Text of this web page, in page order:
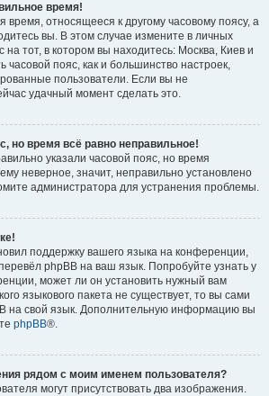
время!
время, относящееся к другому часовому поясу, а
вы. В этом случае измените в личных
на тот, в котором вы находитесь: Москва, Киев и
часовой пояс, как и большинство настроек,
пользователи. Если вы не
удачный момент сделать это.
но время всё равно неправильное!
указали часовой пояс, но время
неверное, значит, неправильно установлено
администратора для устранения проблемы.
поддержку вашего языка на конференции,
phpBB на ваш язык. Попробуйте узнать у
может ли он установить нужный вам
языкового пакета не существует, то вы сами
на свой язык. Дополнительную информацию вы
phpBB®.
рядом с моим именем пользователя?
могут присутствовать два изображения.